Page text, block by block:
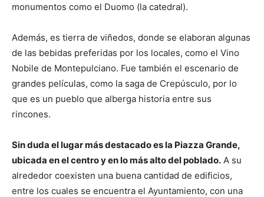
monumentos como el Duomo (la catedral).
Además, es tierra de viñedos, donde se elaboran algunas
de las bebidas preferidas por los locales, como el Vino
Nobile de Montepulciano. Fue también el escenario de
grandes películas, como la saga de Crepúsculo, por lo
que es un pueblo que alberga historia entre sus
rincones.
Sin duda el lugar más destacado es la Piazza Grande,
ubicada en el centro y en lo más alto del poblado. A su
alrededor coexisten una buena cantidad de edificios,
entre los cuales se encuentra el Ayuntamiento, con una